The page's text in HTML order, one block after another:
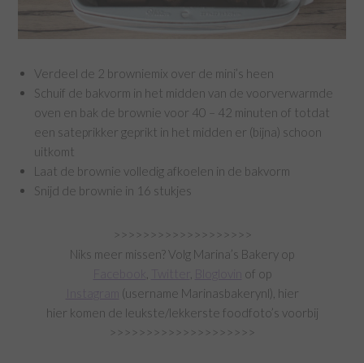
Verdeel de 2 browniemix over de mini’s heen
Schuif de bakvorm in het midden van de voorverwarmde
oven en bak de brownie voor 40 – 42 minuten of totdat
een sateprikker geprikt in het midden er (bijna) schoon
uitkomt
Laat de brownie volledig afkoelen in de bakvorm
Snijd de brownie in 16 stukjes
>>>>>>>>>>>>>>>>>>>
Niks meer missen? Volg Marina’s Bakery op
Bloglovin
of op
Instagram
(username Marinasbakerynl), hier
hier komen de leukste/lekkerste foodfoto’s voorbij
>>>>>>>>>>>>>>>>>>>>